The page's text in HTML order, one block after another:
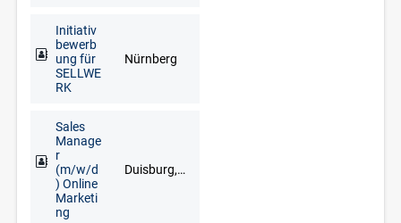
Initiativ
bewerb
ung für
SELLWE
RK
Nürnberg
Sales
Manage
r
(m/w/d
) Online
Marketi
ng
Duisburg, Düsseldorf, Erkelenz, Kleve, Krefeld, Langenfeld, Mönchengladbach, Mülheim an der Ruhr, Wesel, Wuppertal